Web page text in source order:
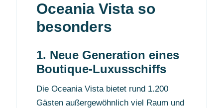
Oceania Vista so
besonders
1. Neue Generation eines
Boutique-Luxusschiffs
Die Oceania Vista bietet rund 1.200
Gästen außergewöhnlich viel Raum und